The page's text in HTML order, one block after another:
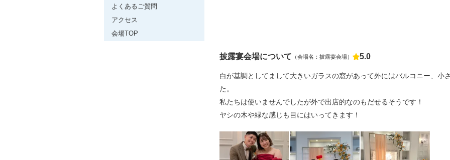
披露宴会場について （会場名：披露宴会場） 点数
5.0
白が基調としてまして大きいガラスの窓があって外にはバルコニー、小
た。
私たちは使いませんでしたが外で出店的なのもだせるそうです！
ヤシの木や緑な感じも目にはいってきます！
よくあるご質問
アクセス
会場TOP